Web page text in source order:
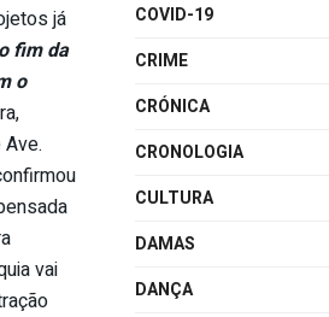
já
fim da
o
vai
COVID-19
CRIME
CRÓNICA
CRONOLOGIA
CULTURA
DAMAS
DANÇA